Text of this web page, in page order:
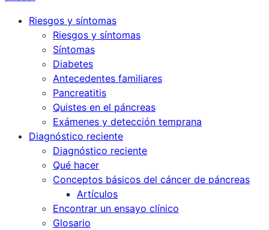
Riesgos y síntomas
Riesgos y síntomas
Síntomas
Diabetes
Antecedentes familiares
Pancreatitis
Quistes en el páncreas
Exámenes y detección temprana
Diagnóstico reciente
Diagnóstico reciente
Qué hacer
Conceptos básicos del cáncer de páncreas
Artículos
Encontrar un ensayo clínico
Glosario